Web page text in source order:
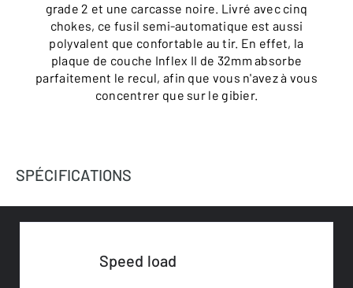
grade 2 et une carcasse noire. Livré avec cinq
chokes, ce fusil semi-automatique est aussi
polyvalent que confortable au tir. En effet, la
plaque de couche Inflex II de 32mm absorbe
parfaitement le recul, afin que vous n'avez à vous
concentrer que sur le gibier.
SPÉCIFICATIONS
Speed load